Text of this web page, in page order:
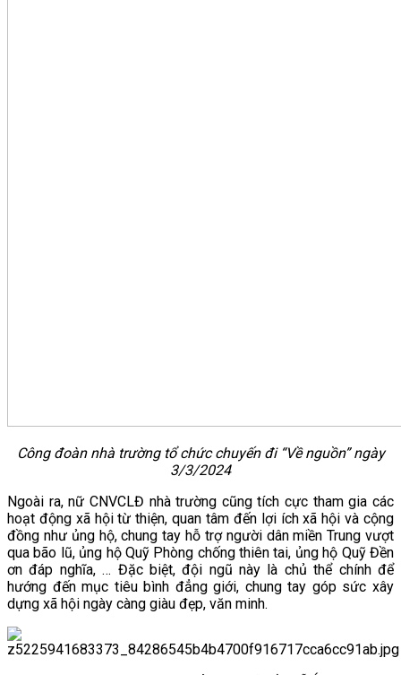
Công đoàn nhà trường tổ chức chuyến đi “Về nguồn” ngày
3/3/2024
Ngoài ra, nữ CNVCLĐ nhà trường cũng tích cực tham gia các
hoạt động xã hội từ thiện, quan tâm đến lợi ích xã hội và cộng
đồng như ủng hộ, chung tay hỗ trợ người dân miền Trung vượt
qua bão lũ, ủng hộ Quỹ Phòng chống thiên tai, ủng hộ Quỹ Đền
ơn đáp nghĩa, … Đặc biệt, đội ngũ này là chủ thể chính để
hướng đến mục tiêu bình đẳng giới, chung tay góp sức xây
dựng xã hội ngày càng giàu đẹp, văn minh.